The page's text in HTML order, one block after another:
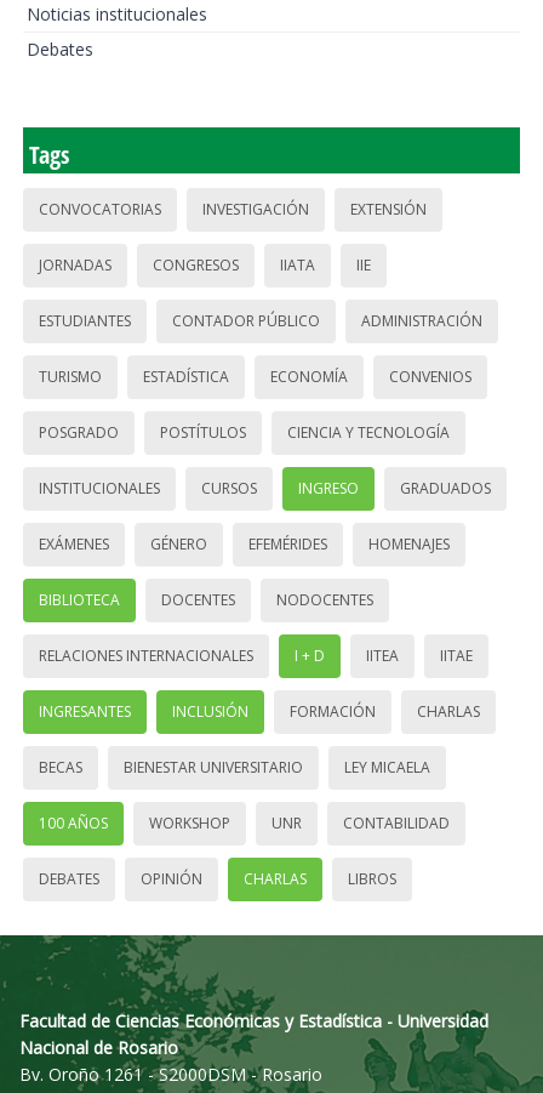
Noticias institucionales
Debates
Tags
CONVOCATORIAS INVESTIGACIÓN EXTENSIÓN
JORNADAS CONGRESOS IIATA IIE
ESTUDIANTES CONTADOR PÚBLICO ADMINISTRACIÓN
TURISMO ESTADÍSTICA ECONOMÍA CONVENIOS
POSGRADO POSTÍTULOS CIENCIA Y TECNOLOGÍA
INSTITUCIONALES CURSOS INGRESO GRADUADOS
EXÁMENES GÉNERO EFEMÉRIDES HOMENAJES
BIBLIOTECA DOCENTES NODOCENTES
RELACIONES INTERNACIONALES I + D IITEA IITAE
INGRESANTES INCLUSIÓN FORMACIÓN CHARLAS
BECAS BIENESTAR UNIVERSITARIO LEY MICAELA
100 AÑOS WORKSHOP UNR CONTABILIDAD
DEBATES OPINIÓN CHARLAS LIBROS
Facultad de Ciencias Económicas y Estadística - Universidad
Nacional de Rosario
Bv. Oroño 1261 - S2000DSM - Rosario